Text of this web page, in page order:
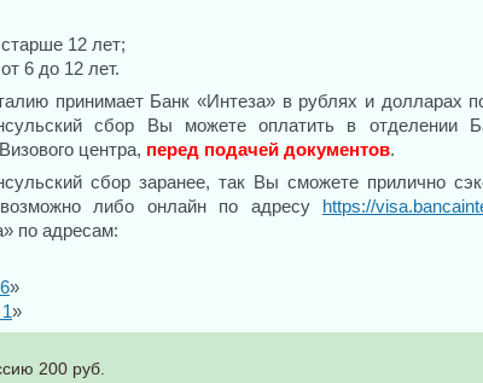
12 лет;
6 до 12 лет.
принимает Банк «Интеза» в рублях и долларах
сбор Вы можете оплатить в отделении
центра, перед подачей документов.
сбор заранее, так Вы сможете прилично
либо онлайн по адресу https://
по адресам:
»
»
200 руб.